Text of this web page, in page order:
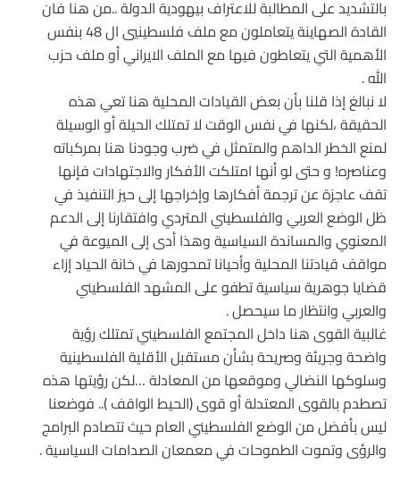
بالتشديد على المطالبة للاعتراف بيهودية الدولة ..من هنا فان
القادة الصهاينة يتعاملون مع ملف فلسطينيي ال 48 بنفس
الأهمية التي يتعاطون فيها مع الملف الايراني أو ملف حزب
الله .
لا نبالغ إذا قلنا بأن بعض القيادات المحلية هنا تعي هذه
الحقيقة ،لكنها في نفس الوقت لا تمتلك الحيلة أو الوسيلة
لمنع الخطر الداهم والمتمثل في ضرب وجودنا هنا بمركباته
وعناصره! و حتى لو أنها امتلكت الأفكار والاجتهادات فإنها
تقف عاجزة عن ترجمة أفكارها وإخراجها إلى حيز التنفيذ في
ظل الوضع العربي والفلسطيني المتردي وافتقارنا إلى الدعم
المعنوي والمساندة السياسية وهذا أدى إلى الميوعة في
مواقف قيادتنا المحلية وأحيانا تمحورها في خانة الحياد إزاء
قضايا جوهرية سياسية تطفو على المشهد الفلسطيني
والعربي وانتظار ما سيحصل .
غالبية القوى هنا داخل المجتمع الفلسطيني تمتلك رؤية
واضحة وجريئة وصريحة بشأن مستقبل الأقلية الفلسطينية
وسلوكها النضالي وموقعها من المعادلة …لكن رؤيتها هذه
تصطدم بالقوى المعتدلة أو قوى (الحيط الواقف ).. فوضعنا
ليس بأفضل من الوضع الفلسطيني العام حيث تتصادم البرامج
والرؤى وتموت الطموحات في معمعان الصدامات السياسية .